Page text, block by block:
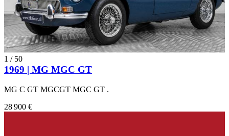
1 / 50
1969 | MG MGC GT
MG C GT MGCGT MGC GT .
28 900 €